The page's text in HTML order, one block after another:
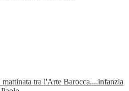
mattinata tra l'Arte Barocca....infanzia